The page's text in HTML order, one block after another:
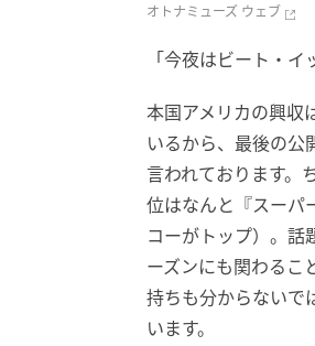
オトナミューズ ウェブ
「今夜はビート・
本国アメリカの興収
いるから、最後の公
言われております。
位はなんと『スーパ
コーがトップ）。話
ーズンにも関わる
持ちも分からないで
います。